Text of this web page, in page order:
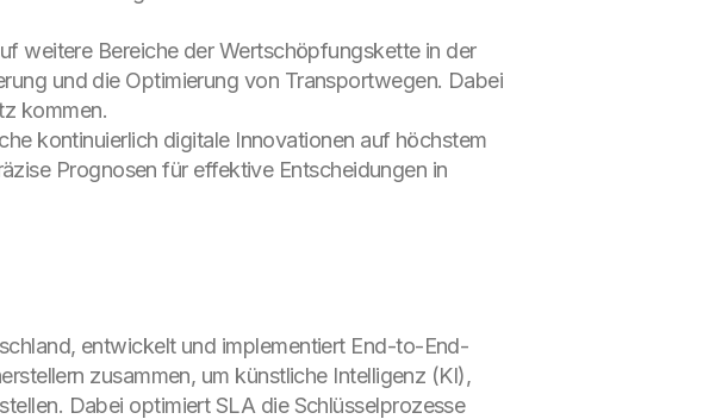
weitere Bereiche der Wertschöpfungskette in der
und die Optimierung von Transportwegen. Dabei
kommen.
kontinuierlich digitale Innovationen auf höchstem
Prognosen für effektive Entscheidungen in
entwickelt und implementiert End-to-End-
zusammen, um künstliche Intelligenz (KI),
Dabei optimiert SLA die Schlüsselprozesse